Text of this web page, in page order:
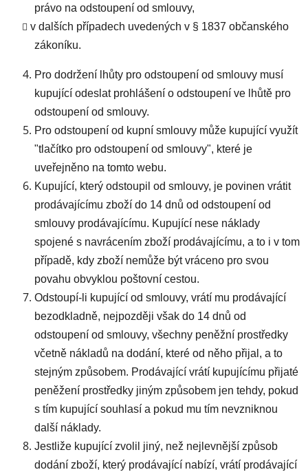
právo na odstoupení od smlouvy,
v dalších případech uvedených v § 1837 občanského
zákoníku.
Pro dodržení lhůty pro odstoupení od smlouvy musí
kupující odeslat prohlášení o odstoupení ve lhůtě pro
odstoupení od smlouvy.
Pro odstoupení od kupní smlouvy může kupující využít
"tlačítko pro odstoupení od smlouvy", které je
uveřejněno na tomto webu.
Kupující, který odstoupil od smlouvy, je povinen vrátit
prodávajícímu zboží do 14 dnů od odstoupení od
smlouvy prodávajícímu. Kupující nese náklady
spojené s navrácením zboží prodávajícímu, a to i v tom
případě, kdy zboží nemůže být vráceno pro svou
povahu obvyklou poštovní cestou.
Odstoupí-li kupující od smlouvy, vrátí mu prodávající
bezodkladně, nejpozději však do 14 dnů od
odstoupení od smlouvy, všechny peněžní prostředky
včetně nákladů na dodání, které od něho přijal, a to
stejným způsobem. Prodávající vrátí kupujícímu přijaté
peněžení prostředky jiným způsobem jen tehdy, pokud
s tím kupující souhlasí a pokud mu tím nevzniknou
další náklady.
Jestliže kupující zvolil jiný, než nejlevnější způsob
dodání zboží, který prodávající nabízí, vrátí prodávající